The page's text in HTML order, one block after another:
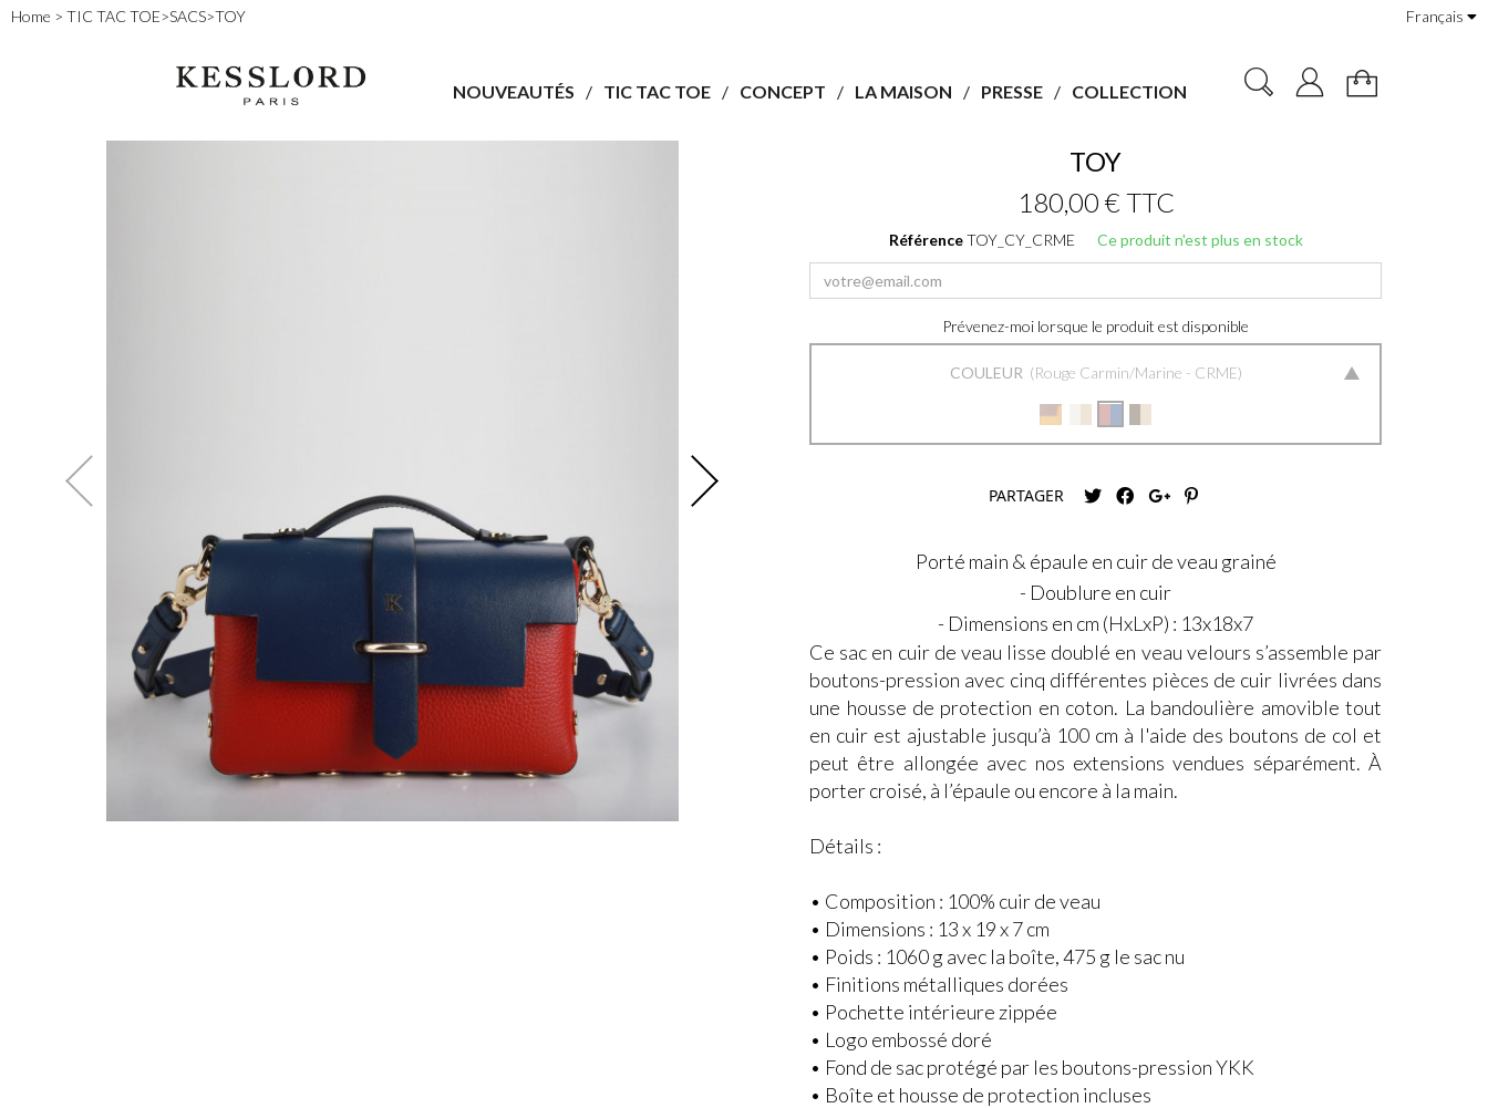
Home > TIC TAC TOE>SACS>TOY Français
NOUVEAUTÉS TIC TAC TOE CONCEPT LA MAISON PRESSE COLLECTION
TOY
180,00 € TTC
Référence TOY_CY_CRME Ce produit n'est plus en stock
Prévenez-moi lorsque le produit est disponible
COULEUR Rouge Carmin/Marine - CRME
PARTAGER
Porté main & épaule en cuir de veau grainé
- Doublure en cuir
- Dimensions en cm (HxLxP) : 13x18x7
Ce sac en cuir de veau lisse doublé en veau velours s’assemble par
boutons-pression avec cinq différentes pièces de cuir livrées dans
une housse de protection en coton. La bandoulière amovible tout
en cuir est ajustable jusqu’à 100 cm à l'aide des boutons de col et
peut être allongée avec nos extensions vendues séparément. À
porter croisé, à l’épaule ou encore à la main.
Détails :
• Composition : 100% cuir de veau
• Dimensions : 13 x 19 x 7 cm
• Poids : 1060 g avec la boîte, 475 g le sac nu
• Finitions métalliques dorées
• Pochette intérieure zippée
• Logo embossé doré
• Fond de sac protégé par les boutons-pression YKK
• Boîte et housse de protection incluses